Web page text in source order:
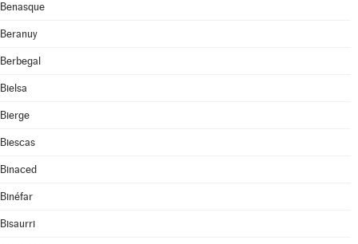
Benasque
Beranuy
Berbegal
Bielsa
Bierge
Biescas
Binaced
Binéfar
Bisaurri